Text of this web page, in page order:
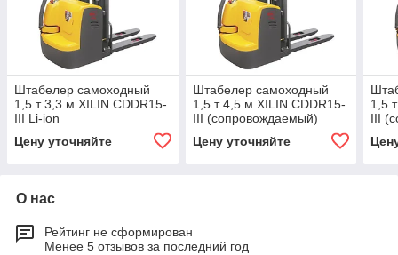
Штабелер самоходный
1,5 т 3,3 м XILIN CDDR15-
III Li-ion
Цену уточняйте
Штабелер самоходный
1,5 т 4,5 м XILIN CDDR15-
III (сопровождаемый)
Цену уточняйте
1,5
III
О нас
Рейтинг не сформирован
Менее 5 отзывов за последний год